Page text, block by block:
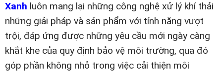
Xanh luôn mang lại những công nghệ xử lý khí thải
những giải pháp và sản phẩm với tính năng vượt
trội, đáp ứng được những yêu cầu mới ngày càng
khắt khe của quy định bảo vệ môi trường, qua đó
góp phần không nhỏ trong việc cải thiện môi